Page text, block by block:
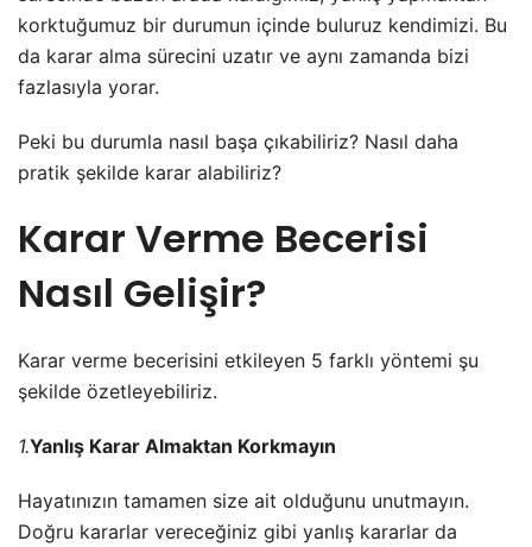
korktuğumuz bir durumun içinde buluruz kendimizi. Bu
da karar alma sürecini uzatır ve aynı zamanda bizi
fazlasıyla yorar.
Peki bu durumla nasıl başa çıkabiliriz? Nasıl daha
pratik şekilde karar alabiliriz?
Karar Verme Becerisi
Nasıl Gelişir?
Karar verme becerisini etkileyen 5 farklı yöntemi şu
şekilde özetleyebiliriz.
1.Yanlış Karar Almaktan Korkmayın
Hayatınızın tamamen size ait olduğunu unutmayın.
Doğru kararlar vereceğiniz gibi yanlış kararlar da